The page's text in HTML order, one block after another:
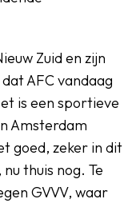
Zuid en zijn
AFC vandaag
is een sportieve
Amsterdam
goed, zeker in dit
thuis nog. Te
GVVV, waar